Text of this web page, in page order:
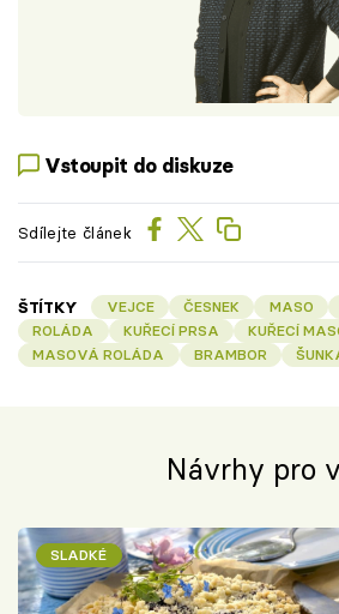
Vstoupit do diskuze
Sdílejte článek
ŠTÍTKY VEJCE ČESNEK MASO
ROLÁDA
KUŘECÍ PRSA
KUŘECÍ
MASOVÁ ROLÁDA
BRAMBOR
Návrhy pro
SLADKÉ